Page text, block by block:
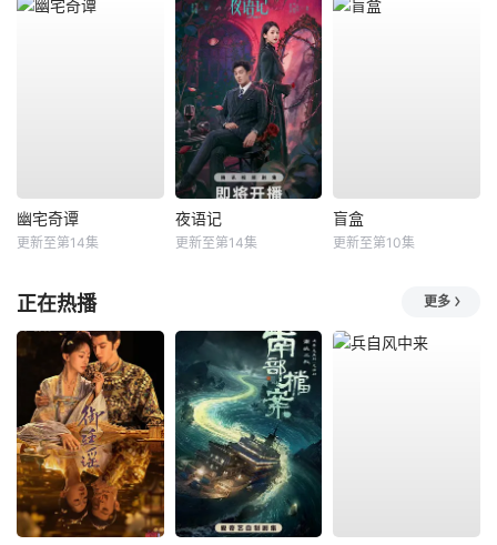
幽宅奇谭
更新至第14集
夜语记
更新至第14集
盲盒
更新至第10集
正在热播 更多